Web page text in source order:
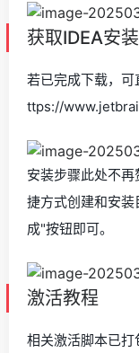
获取IDEA安
若已完成下载，
ttps://
安装步骤此处不
捷方式创建和安
成"按钮即可。
激活教程
相关激活脚本已